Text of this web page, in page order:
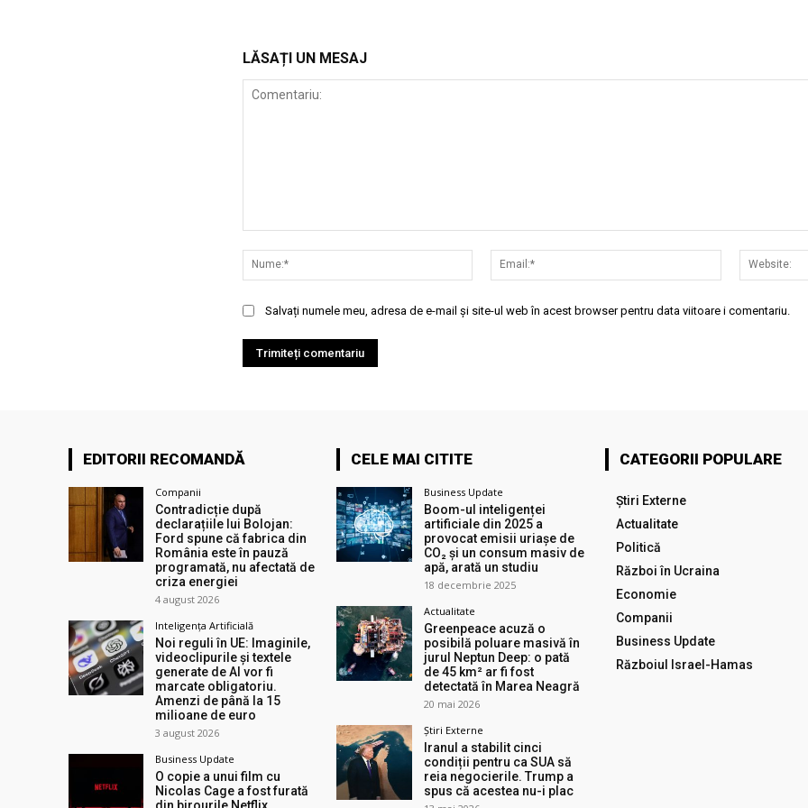
LĂSAȚI UN MESAJ
Nume:*
Email:*
Salvați numele meu, adresa de e-mail și site-ul web în acest browser pentru data viitoare i comentariu.
EDITORII RECOMANDĂ
Companii
Contradicție după
declarațiile lui Bolojan:
Ford spune că fabrica din
România este în pauză
programată, nu afectată de
criza energiei
4 august 2026
Inteligența Artificială
Noi reguli în UE: Imaginile,
videoclipurile și textele
generate de AI vor fi
marcate obligatoriu.
Amenzi de până la 15
milioane de euro
3 august 2026
Business Update
O copie a unui film cu
Nicolas Cage a fost furată
din birourile Netflix.
CELE MAI CITITE
Business Update
Boom-ul inteligenței
artificiale din 2025 a
provocat emisii uriașe de
CO₂ și un consum masiv de
apă, arată un studiu
18 decembrie 2025
Actualitate
Greenpeace acuză o
posibilă poluare masivă în
jurul Neptun Deep: o pată
de 45 km² ar fi fost
detectată în Marea Neagră
20 mai 2026
Știri Externe
Iranul a stabilit cinci
condiții pentru ca SUA să
reia negocierile. Trump a
spus că acestea nu-i plac
CATEGORII POPULARE
Știri Externe
Actualitate
Politică
Război în Ucraina
Economie
Companii
Business Update
Războiul Israel-Hamas